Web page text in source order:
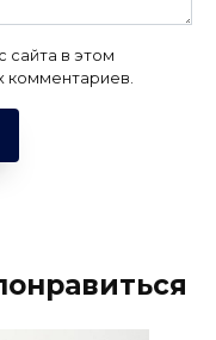
сайта в этом
комментариев.